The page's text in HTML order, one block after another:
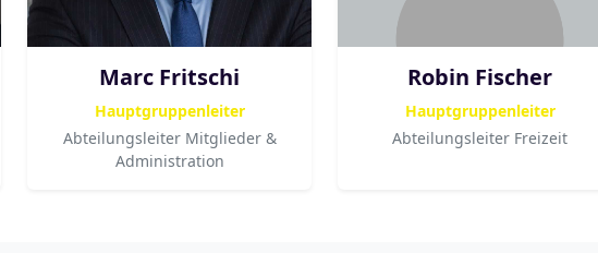
Marc Fritschi
Hauptgruppenleiter
Abteilungsleiter Mitglieder &
Administration
Robin Fischer
Hauptgruppenleiter
Abteilungsleiter Freizeit